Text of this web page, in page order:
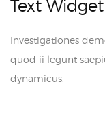
Text Widget
Investigationes
quod ii legunt
dynamicus.